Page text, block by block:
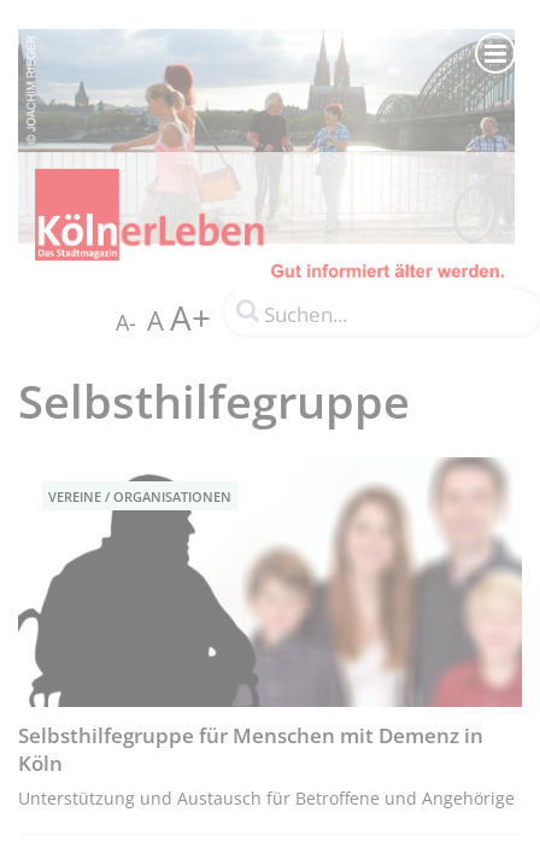
A- AA+
Selbsthilfegruppe
VEREINE / ORGANISATIONEN
Selbsthilfegruppe für Menschen mit Demenz in
Köln
Unterstützung und Austausch für Betroffene und Angehörige